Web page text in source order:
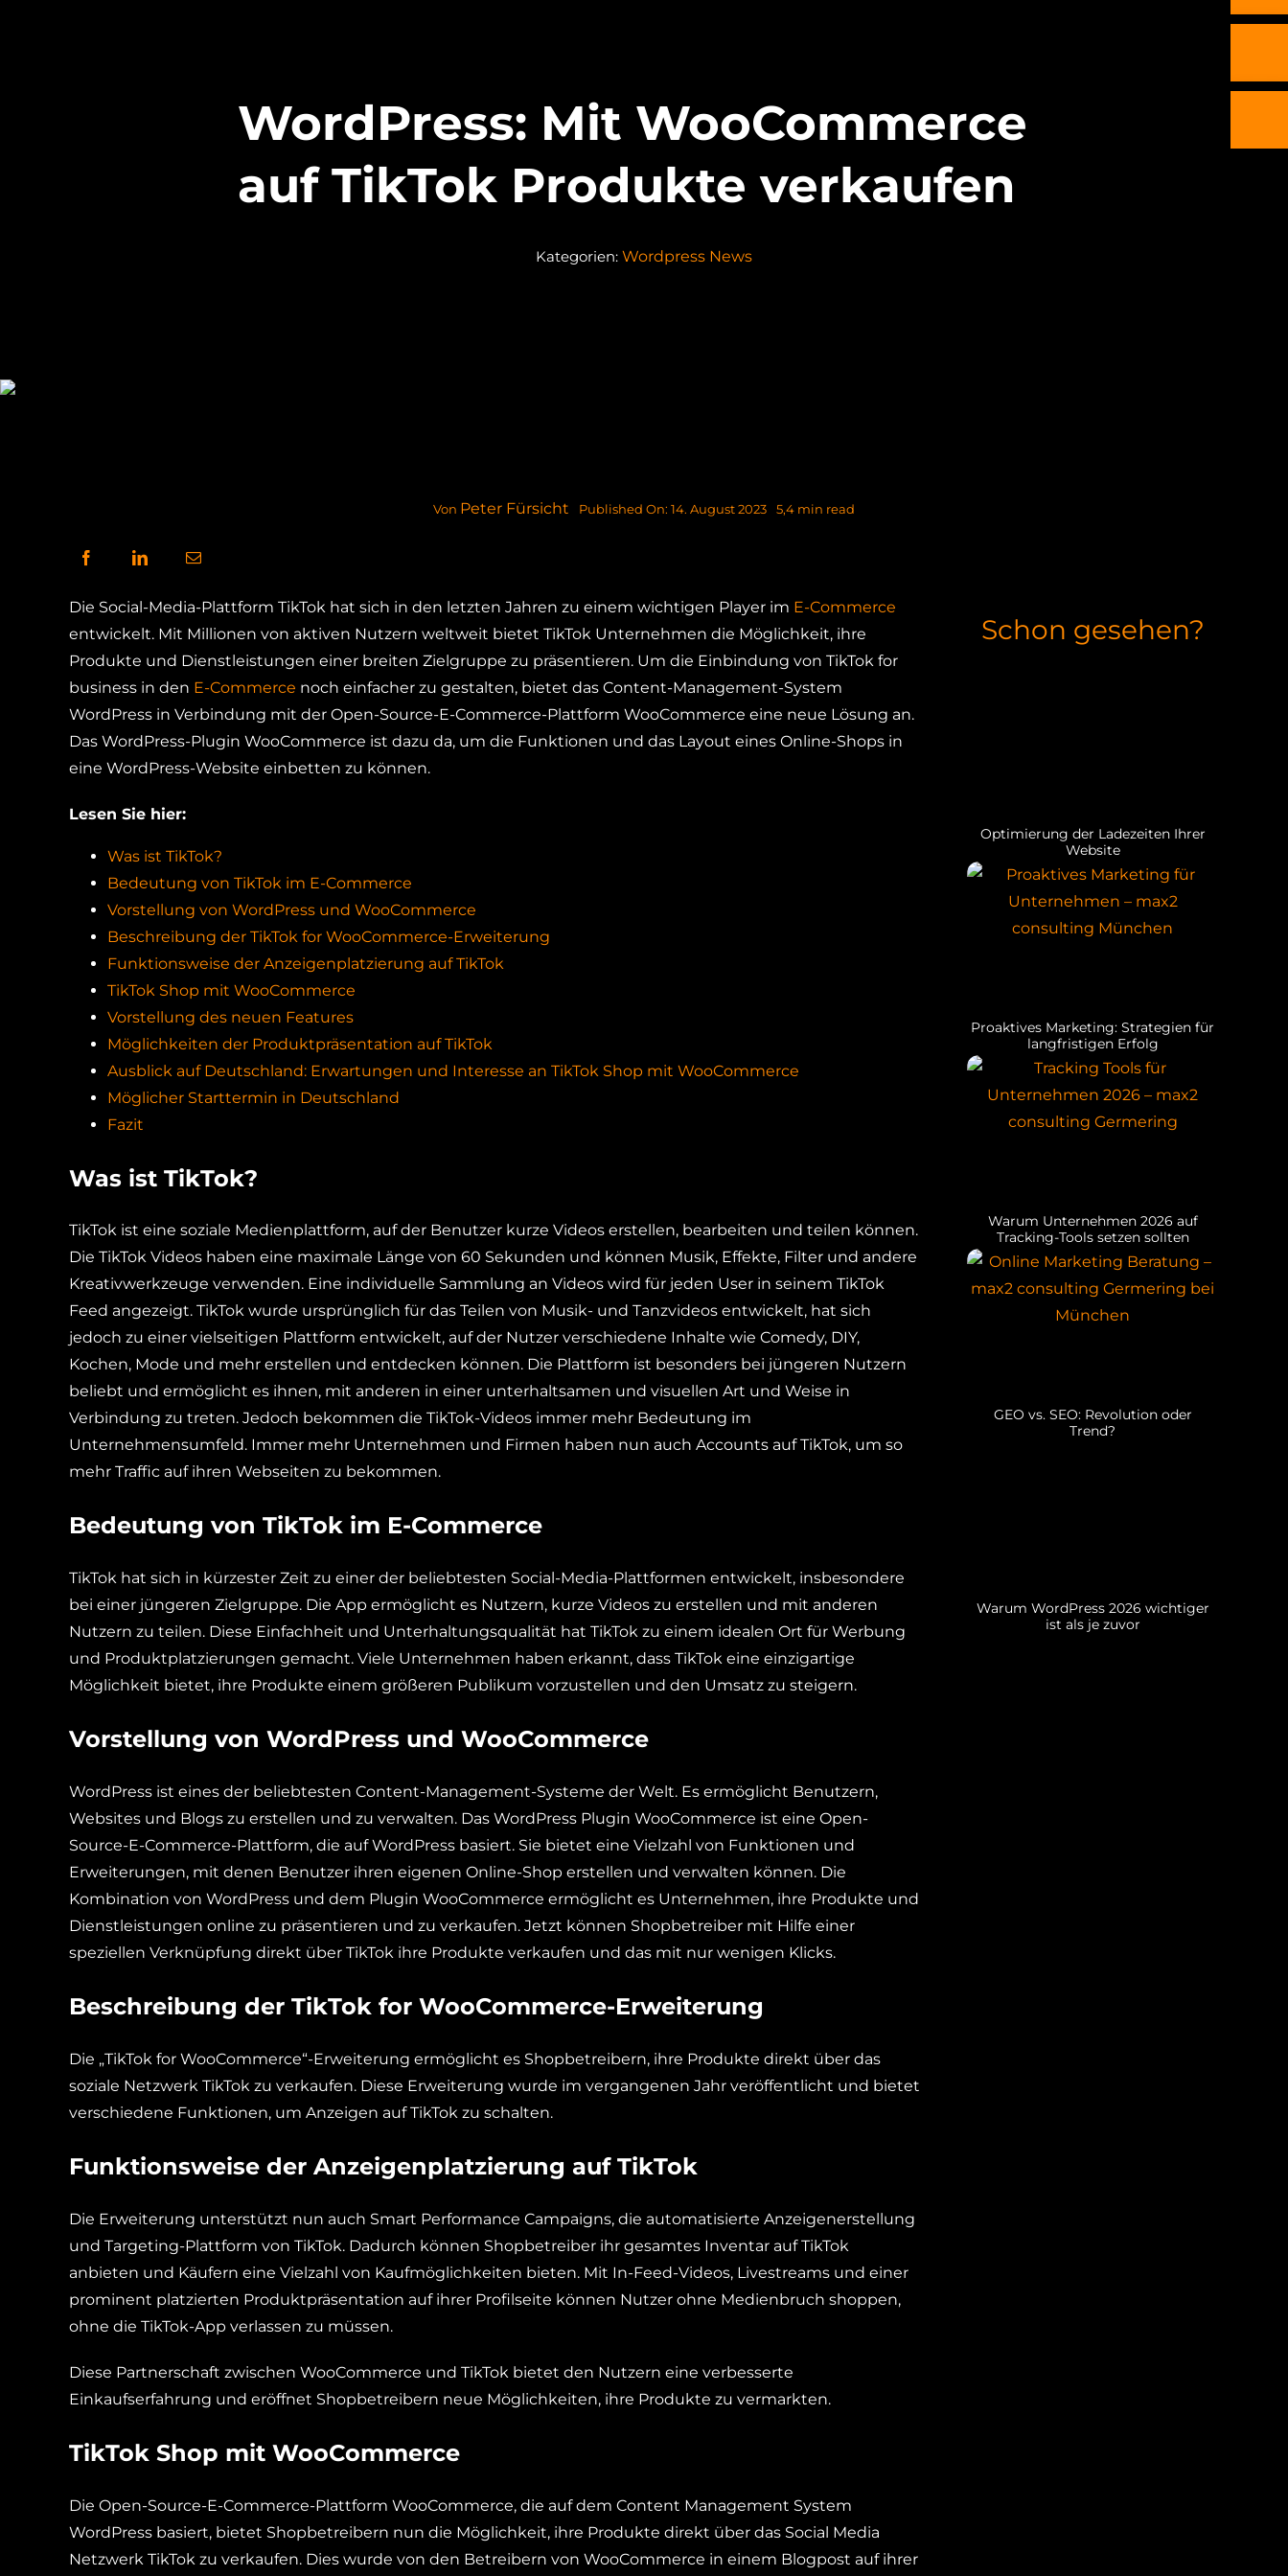
WordPress: Mit WooCommerce
auf TikTok Produkte verkaufen
Kategorien: Wordpress News
Von Peter Fürsicht Published On: 14. August 2023 5,4 min read
Die Social-Media-Plattform TikTok hat sich in den letzten Jahren zu einem wichtigen Player im E-Commerce
entwickelt. Mit Millionen von aktiven Nutzern weltweit bietet TikTok Unternehmen die Möglichkeit, ihre
Produkte und Dienstleistungen einer breiten Zielgruppe zu präsentieren. Um die Einbindung von TikTok for
business in den E-Commerce noch einfacher zu gestalten, bietet das Content-Management-System
WordPress in Verbindung mit der Open-Source-E-Commerce-Plattform WooCommerce eine neue Lösung an.
Das WordPress-Plugin WooCommerce ist dazu da, um die Funktionen und das Layout eines Online-Shops in
eine WordPress-Website einbetten zu können.
Lesen Sie hier:
Was ist TikTok?
Bedeutung von TikTok im E-Commerce
Vorstellung von WordPress und WooCommerce
Beschreibung der TikTok for WooCommerce-Erweiterung
Funktionsweise der Anzeigenplatzierung auf TikTok
TikTok Shop mit WooCommerce
Vorstellung des neuen Features
Möglichkeiten der Produktpräsentation auf TikTok
Ausblick auf Deutschland: Erwartungen und Interesse an TikTok Shop mit WooCommerce
Möglicher Starttermin in Deutschland
Fazit
Was ist TikTok?
TikTok ist eine soziale Medienplattform, auf der Benutzer kurze Videos erstellen, bearbeiten und teilen können.
Die TikTok Videos haben eine maximale Länge von 60 Sekunden und können Musik, Effekte, Filter und andere
Kreativwerkzeuge verwenden. Eine individuelle Sammlung an Videos wird für jeden User in seinem TikTok
Feed angezeigt. TikTok wurde ursprünglich für das Teilen von Musik- und Tanzvideos entwickelt, hat sich
jedoch zu einer vielseitigen Plattform entwickelt, auf der Nutzer verschiedene Inhalte wie Comedy, DIY,
Kochen, Mode und mehr erstellen und entdecken können. Die Plattform ist besonders bei jüngeren Nutzern
beliebt und ermöglicht es ihnen, mit anderen in einer unterhaltsamen und visuellen Art und Weise in
Verbindung zu treten. Jedoch bekommen die TikTok-Videos immer mehr Bedeutung im
Unternehmensumfeld. Immer mehr Unternehmen und Firmen haben nun auch Accounts auf TikTok, um so
mehr Traffic auf ihren Webseiten zu bekommen.
Bedeutung von TikTok im E-Commerce
TikTok hat sich in kürzester Zeit zu einer der beliebtesten Social-Media-Plattformen entwickelt, insbesondere
bei einer jüngeren Zielgruppe. Die App ermöglicht es Nutzern, kurze Videos zu erstellen und mit anderen
Nutzern zu teilen. Diese Einfachheit und Unterhaltungsqualität hat TikTok zu einem idealen Ort für Werbung
und Produktplatzierungen gemacht. Viele Unternehmen haben erkannt, dass TikTok eine einzigartige
Möglichkeit bietet, ihre Produkte einem größeren Publikum vorzustellen und den Umsatz zu steigern.
Vorstellung von WordPress und WooCommerce
WordPress ist eines der beliebtesten Content-Management-Systeme der Welt. Es ermöglicht Benutzern,
Websites und Blogs zu erstellen und zu verwalten. Das WordPress Plugin WooCommerce ist eine Open-
Source-E-Commerce-Plattform, die auf WordPress basiert. Sie bietet eine Vielzahl von Funktionen und
Erweiterungen, mit denen Benutzer ihren eigenen Online-Shop erstellen und verwalten können. Die
Kombination von WordPress und dem Plugin WooCommerce ermöglicht es Unternehmen, ihre Produkte und
Dienstleistungen online zu präsentieren und zu verkaufen. Jetzt können Shopbetreiber mit Hilfe einer
speziellen Verknüpfung direkt über TikTok ihre Produkte verkaufen und das mit nur wenigen Klicks.
Beschreibung der TikTok for WooCommerce-Erweiterung
Die „TikTok for WooCommerce“-Erweiterung ermöglicht es Shopbetreibern, ihre Produkte direkt über das
soziale Netzwerk TikTok zu verkaufen. Diese Erweiterung wurde im vergangenen Jahr veröffentlicht und bietet
verschiedene Funktionen, um Anzeigen auf TikTok zu schalten.
Funktionsweise der Anzeigenplatzierung auf TikTok
Die Erweiterung unterstützt nun auch Smart Performance Campaigns, die automatisierte Anzeigenerstellung
und Targeting-Plattform von TikTok. Dadurch können Shopbetreiber ihr gesamtes Inventar auf TikTok
anbieten und Käufern eine Vielzahl von Kaufmöglichkeiten bieten. Mit In-Feed-Videos, Livestreams und einer
prominent platzierten Produktpräsentation auf ihrer Profilseite können Nutzer ohne Medienbruch shoppen,
ohne die TikTok-App verlassen zu müssen.
Diese Partnerschaft zwischen WooCommerce und TikTok bietet den Nutzern eine verbesserte
Einkaufserfahrung und eröffnet Shopbetreibern neue Möglichkeiten, ihre Produkte zu vermarkten.
TikTok Shop mit WooCommerce
Die Open-Source-E-Commerce-Plattform WooCommerce, die auf dem Content Management System
WordPress basiert, bietet Shopbetreibern nun die Möglichkeit, ihre Produkte direkt über das Social Media
Netzwerk TikTok zu verkaufen. Dies wurde von den Betreibern von WooCommerce in einem Blogpost auf ihrer
Schon gesehen?
Optimierung der Ladezeiten Ihrer
Website
Proaktives Marketing: Strategien für
langfristigen Erfolg
Warum Unternehmen 2026 auf
Tracking-Tools setzen sollten
GEO vs. SEO: Revolution oder
Trend?
Warum WordPress 2026 wichtiger
ist als je zuvor